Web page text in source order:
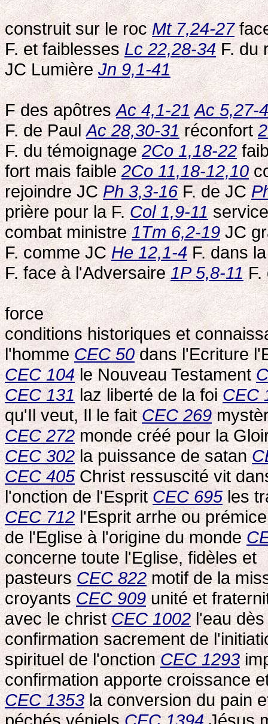
construit sur le rocMt 7,24-27
F. et faiblessesLc 22,28-34F. du
JC LumièreJn 9,1-41
F des apôtresAc 4,1-21 Ac 5,27-
F. de PaulAc 28,30-31réconfort
F. du témoignage2Co 1,18-22
fort mais faible2Co 11,18-12,10
rejoindre JCPh 3,3-16F. de JC
prière pour la F.Col 1,9-11
combat ministre1Tm 6,2-19JC
F. comme JCHe 12,1-4F. dans
F. face à l'Adversaire1P 5,8-11F.
force
conditions historiques et
l'hommeCEC 50dans l'Ecriture
CEC 104le Nouveau Testament
CEC 131laz liberté de la foiCEC
qu'Il veut, Il le faitCEC 269
CEC 272monde créé pour la
CEC 302la puissance de satan
CEC 405Christ ressuscité vit
l'onction de l'EspritCEC 695les
CEC 712l'Esprit arrhe ou
de l'Eglise à l'origine du monde
concerne toute l'Eglise, fidèles et
pasteursCEC 822motif de la
croyantsCEC 909unité et
avec le christCEC 1002l'eau dès
confirmation sacrement de
spirituel de l'onctionCEC 1293
confirmation apporte croissance
CEC 1353la conversion du pain
péchés vénielsCEC 1394Jésus